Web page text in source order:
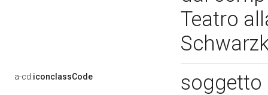
Teatro
a-cd:iconclassCode soggetto